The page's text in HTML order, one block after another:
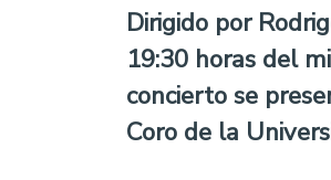
Dirigido por
19:30 horas del
concierto se
Coro de la